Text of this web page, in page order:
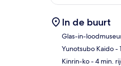
In de buurt
Glas-in-
Yunotsubo Kaido-
Kinrin-ko- 4 min.